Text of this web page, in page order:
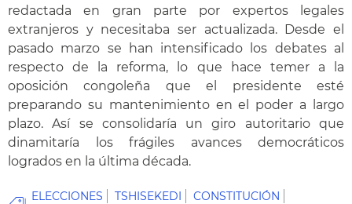
redactada en gran parte por expertos legales
extranjeros y necesitaba ser actualizada. Desde el
pasado marzo se han intensificado los debates al
respecto de la reforma, lo que hace temer a la
oposición congoleña que el presidente esté
preparando su mantenimiento en el poder a largo
plazo. Así se consolidaría un giro autoritario que
dinamitaría los frágiles avances democráticos
logrados en la última década.
ELECCIONES TSHISEKEDI
CONSTITUCIÓN